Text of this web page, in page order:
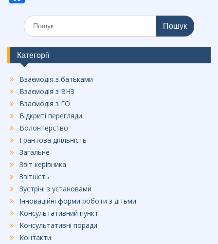
ac
e
b
o
o
k
Шукати:
Категорії
Взаємодія з батьками
Взаємодія з ВНЗ
Взаємодія з ГО
Відкриті перегляди
Волонтерство
Грантова діяльність
Загальне
Звіт керівника
Звітність
Зустрічі з установами
Інноваційні форми роботи з дітьми
Консультативний пункт
Консультативні поради
Контакти